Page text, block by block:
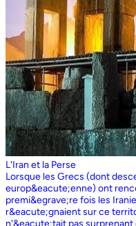
L'Iran et la Perse
Lorsque les Grecs (dont descend la civilisation europ&eacute;enne) ont rencontr&eacute; pour la premi&egrave;re fois les Iraniens, ces derniers r&eacute;gnaient sur ce territoire sous le nom d'Empire perse. Il n'&eacute;tait pas surprenant qu'ils l'appellent "Perse" tandis que les Perses, qui sont entr&eacute;s en contact pour la premi&egrave;re fois avec les Grecs ioniens, appelaient l'ensemble du territoire grec "Ionie". Aujourd'hui encore, les Iraniens utilisent le nom d'Ionie pour d&eacute;signer la Gr&egrave;ce (Yunan). La Perse ne faisait partie de l'Iran que dans la mesure o&ugrave; les Perses constituaient une partie du peuple iranien. Pourtant, elle avait parfois un sens encore plus large que l'Iran, car ce que l'on appelait historiquement la Perse ou l'empire perse comprenait non seulement un territoire beaucoup plus vaste que l'Iran actuel, mais aussi des pays et des peuples non iraniens comme l'&Eacute;gypte. "Perse" est rest&eacute; le terme europ&eacute;en pour l'Iran jusqu'en 1935, date &agrave; laquelle le gouvernement iranien a insist&eacute; pour que tous les pays appellent officiellement le pays par ce dernier nom. Mais le terme "Perse" a surv&eacute;cu et, encore aujourd'hui, pour de nombreux Occidentaux, la "Perse" a une connotation historique et culturelle beaucoup plus large que celle v&eacute;hicul&eacute;e par le terme "Iran", qu'ils confondaient parfois avec l'Irak. Beaucoup ne savent plus que l'Iran et la Perse sont la m&ecirc;me chose, pensant que l'Iran est aussi un pays arabe ! L'Iran actuel fait partie du plateau iranien, beaucoup plus vaste, dont l'ensemble a parfois fait partie de l'empire perse. Le pays est vaste, plus grand que le Royaume-Uni, la France, l'Espagne et l'Allemagne r&eacute;unis. Il est accident&eacute; et aride et, &agrave; l'exception de deux r&eacute;gions de plaine, il est constitu&eacute; de montagnes et de d&eacute;serts. Il y a deux grandes rang&eacute;es de montagnes, l'Alborz au nord, qui s'&eacute;tend du Caucase au nord-ouest jusqu'au Khorasan &agrave; l'est, et le Zagros, qui s'&eacute;tend de l'ouest au sud-est. Les grands d&eacute;serts, Dasht-e-Kavir et Dasht-e-Lut, tous deux situ&eacute;s &agrave; l'est, sont pratiquement inhabitables. Les deux r&eacute;gions de plaine sont le littoral de la mer Caspienne, qui se trouve au-dessous du niveau de la mer, a un climat subtropical et est couvert de for&ecirc;ts tropicales, et la plaine du Khuzestan au sud-ouest, qui est une continuation des terres fertiles de la M&eacute;sopotamie et est arros&eacute;e par le seul grand fleuve d'Iran, le Karun. Ainsi, la terre est abondante mais l'eau est rare, contrairement &agrave; un pays comme la Hollande o&ugrave; la terre est rare mais l'eau abondante. La raret&eacute; de l'eau a jou&eacute; un r&ocirc;le majeur non seulement en influen&ccedil;ant la nature et les syst&egrave;mes de l'agriculture iranienne, mais aussi un certain nombre de facteurs sociologiques cl&eacute;s, y compris la cause et la nature des &Eacute;tats iraniens. L'&eacute;tendue des montagnes et du d&eacute;sert a naturellement divis&eacute; la population iranienne en groupes relativement isol&eacute;s. Mais l'aridit&eacute; a jou&eacute; un r&ocirc;le encore plus important &agrave; cet &eacute;gard, et ce au niveau des plus petites unit&eacute;s sociales. Dans la majeure partie du pays, l'agriculture et l'&eacute;levage du b&eacute;tail n'&eacute;taient possibles que l&agrave; o&ugrave; l'eau de pluie naturelle, un petit ruisseau, un canal d'eau souterrain, appel&eacute; Qanat, ou une combinaison de ces &eacute;l&eacute;ments fournissait l'approvisionnement minimal n&eacute;cessaire en eau. Le Qanat ou Kariz est un d&eacute;veloppement ing&eacute;nieux des temps anciens, qui remonte &agrave; bien avant la fondation de l'empire perse. &Agrave; partir d'une nappe phr&eacute;atique existante dans les hautes terres, un tunnel est creus&eacute; sous le sol, en pente descendante vers les basses terres (pr&egrave;s des fermes environnantes) o&ugrave; il remonte &agrave; la surface. L'eau qui s'&eacute;coule de la source par gravit&eacute; est ensuite distribu&eacute;e par d'&eacute;troits canaux l&agrave; o&ugrave; elle est n&eacute;cessaire pour l'irrigation et d'autres usages. Le peuple iranien &Agrave; l'origine, les Iraniens &eacute;taient plus une ethnie qu'une nation et les perses se comptaient comme un groupe parmi un bon nombre des Iraniens. A part le pays qui s'appelle aujourd'hui l'Iran, l'Afghanistan et le Tadjikistan appartiennent &eacute;galement &agrave; un territoire iranien plus large dans leurs concepts historiques et culturels. En plus la domaine culturelle iranienne d&eacute;passe encore plus loin que la fronti&egrave;re de l&rsquo;ensemble de ces trois pays et s'&eacute;tendant jusqu&rsquo;au cot&eacute; nordique de l'Inde, l'Ouzb&eacute;kistan, le Turkm&eacute;nistan, le Caucase et l'Anatolie : Aujourd&rsquo;hui , c&rsquo;est ce que l&rsquo;on appelle &lsquo;&rsquo; Monde Persan&rsquo;&rsquo; La langue persane est une des langues iraniennes, alors qu&rsquo;il en existe d'autres vari&eacute;t&eacute;s dont le kurde et le pashto. En Iran, certaines langues locales sont encore parl&eacute;es en tant que des langues vivantes tandis que d&rsquo;autre langues r&eacute;gionales que l&rsquo;iranienne sont &eacute;galement parl&eacute;s en Iran tels que le turc et l&rsquo;arabe. En plus, d'autres formats de la langue persane sont parl&eacute;es en Afghanistan et au Tadjikistan, si bien que les r&eacute;sidents dans ces trois pays arrivent &agrave; se comprendre lors de la conversation et de la communication litt&eacute;raire. Egalement d'autres dialectes persans sont parl&eacute;s en Iran. A vraie dire , n&rsquo;importe quel argument &agrave; propos de l&rsquo;histoire de l&rsquo;Iran, de son &eacute;conomie et de sa politique ne serait pas raisonnable sauf qu&rsquo;on puisse tenir en compte les nomades qui ont &eacute;tabli leurs royaume &agrave; partir de l&rsquo;&eacute;poque des Perses au Qajars qui r&eacute;gnaient jusuq&rsquo;aux20&egrave;me si&egrave;cle. Suit &agrave; la recherches des p&acirc;turages encore plus verts et des sols fertils, diff&eacute;rents &eacute;thnies comme le turques, sont partis vers les r&eacute;gions au nord, nord-est et l&rsquo;est de la Perse . Apr&egrave;s avoir